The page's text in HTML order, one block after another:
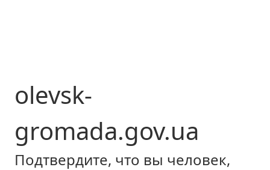
olevsk-
gromada.gov.ua
Подтвердите, что вы человек,